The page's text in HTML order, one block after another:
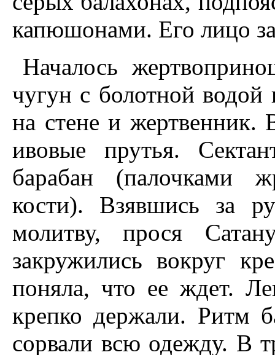
капюшонами. Его лицо
Началось
чугун с болотной
на стене и жертвенник.
ивовые прутья.
барабан (палочками
кости). Взявшись за
молитву, прося
закружились вокруг
поняла, что ее ждет.
крепко держали. Ритм
сорвали всю одежду. В